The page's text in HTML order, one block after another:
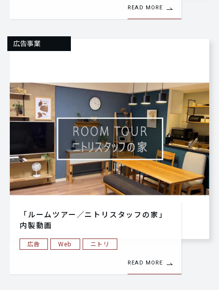
READ MORE
広告事業
「ルームツアー／ニトリスタッフの家」
内製動画
広告 Web ニトリ
READ MORE